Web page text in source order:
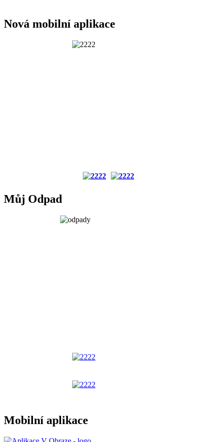
Nová mobilní aplikace
Můj Odpad
Mobilní aplikace